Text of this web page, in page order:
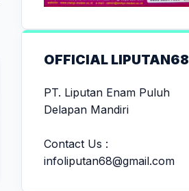
OFFICIAL LIPUTAN68
PT. Liputan Enam Puluh
Delapan Mandiri
Contact Us :
infoliputan68@gmail.com